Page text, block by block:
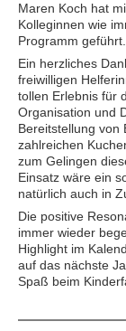
Maren Koch hat
Kolleginnen wie
Programm geführt.
Ein herzliches
freiwilligen
tollen Erlebnis für
Organisation und
Bereitstellung von
zahlreichen
zum Gelingen
Einsatz wäre ein
natürlich auch in
Die positive
immer wieder
Highlight im
auf das nächste
Spaß beim